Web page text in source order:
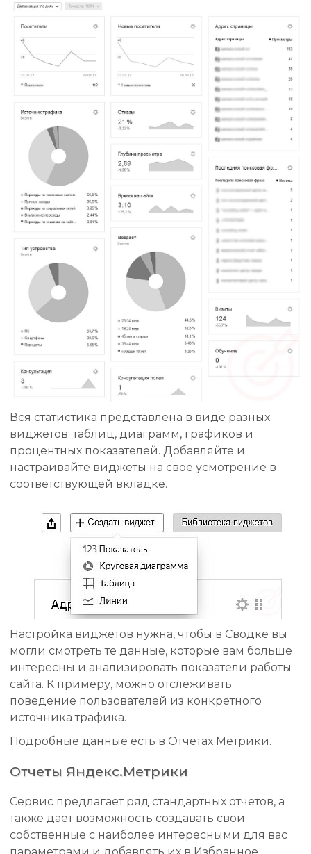
Вся статистика представлена в виде разных
виджетов: таблиц, диаграмм, графиков и
процентных показателей. Добавляйте и
настраивайте виджеты на свое усмотрение в
соответствующей вкладке.
Настройка виджетов нужна, чтобы в Сводке вы
могли смотреть те данные, которые вам больше
интересны и анализировать показатели работы
сайта. К примеру, можно отслеживать
поведение пользователей из конкретного
источника трафика.
Подробные данные есть в Отчетах Метрики.
Отчеты Яндекс.Метрики
Сервис предлагает ряд стандартных отчетов, а
также дает возможность создавать свои
собственные с наиболее интересными для вас
параметрами и добавлять их в Избранное.